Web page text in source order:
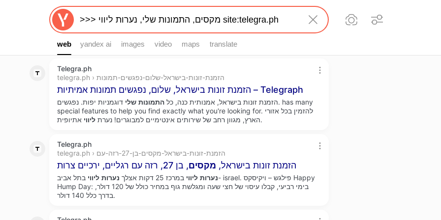
web
web yandex ai images video maps translate
Telegra.ph
telegra.ph › הזמנת-זונות-בישראל-שלום-נפגשים-תמונות
הזמנת זונות בישראל, שלום, נפגשים תמונות אמיתיות – Telegraph
הזמנת זונות בישראל, אמנותית כנה, כל התמונות שלי דוגמניות יפות. נפגשים. has many
special features to help you find exactly what you're looking for. להזמין בכל אזורי
הארץ, מגוון רחב של שירותים אינטימיים למבוגרים! נערת ליווי אתיופית.
Telegra.ph
telegra.ph › הזמנת-זונות-בישראל-מקסים-בן-27-רזה-עם
הזמנת זונות בישראל, מקסים, בן 27, רזה עם רגליים, ירכיים צרות
נערות ליווי במרכז 25 דקות אצלך נערות ליווי בתל אביב- israel. פילגש – ויקיסקס Happy
Hump Day: בימי רביעי, קבלו עיסוי של חצי שעה ומגלשת גוף במחיר כולל של 120 דולר,
בדרך כלל 140 דולר.